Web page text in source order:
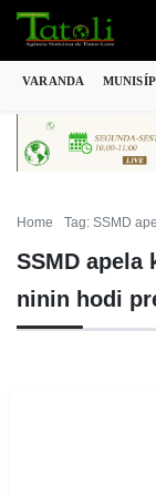
VARANDA
Home Tag: SSMD
SSMD apela
ninin hodi